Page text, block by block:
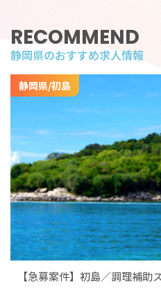
フです。
お客様のご案内、料理の配
テーブルセッティングや片
します。
笑顔で「いらっしゃいませ
す。
未経験から始めたスタッフ
に教えてくれるので安心で
勤務時間は実働8時間程度。
食事補助があり、勤務日に
す。
完全個室の寮が用意されて
確保できます。
車の持ち込みも可能で、駐
沿いの道をドライブしてリフ
RECOMMEND
静岡県のおすすめ求人情報
静岡県/初島
【急募案件】初島／調理補助